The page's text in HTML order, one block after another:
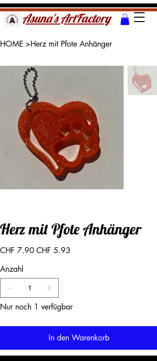
Asuna's ArtFactory
HOME >Herz mit Pfote Anhänger
Herz mit Pfote Anhänger
Ursprünglicher
Preis
CHF 7.90 Angebotspreis
CHF 5.93
Anzahl
Nur noch 1 verfügbar
In den Warenkorb